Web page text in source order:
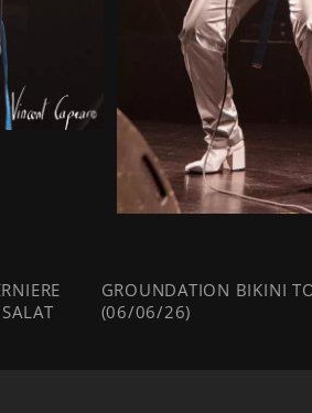
GROUNDATION BIKINI
(06/06/26)